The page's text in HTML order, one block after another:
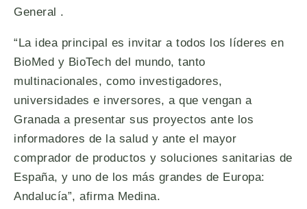
General .
“La idea principal es invitar a todos los líderes en
BioMed y BioTech del mundo, tanto
multinacionales, como investigadores,
universidades e inversores, a que vengan a
Granada a presentar sus proyectos ante los
informadores de la salud y ante el mayor
comprador de productos y soluciones sanitarias de
España, y uno de los más grandes de Europa:
Andalucía”, afirma Medina.